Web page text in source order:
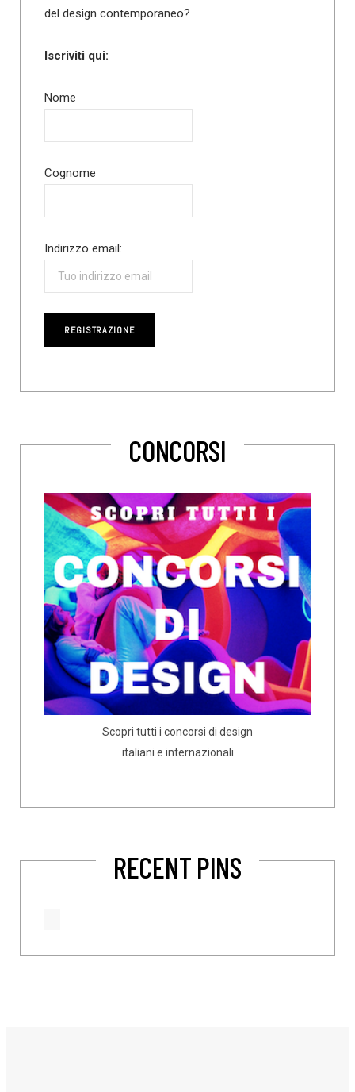
del design contemporaneo?
Iscriviti qui:
Nome
Cognome
Indirizzo email:
CONCORSI
Scopri tutti i concorsi di design
italiani e internazionali
RECENT PINS